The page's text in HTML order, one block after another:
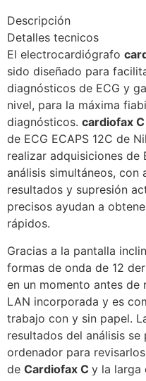
Descripción
Detalles tecnicos
El electrocardiógrafo
sido diseñado para
diagnósticos de ECG y
nivel, para la máxima
diagnósticos. cardiofax C
de ECG ECAPS 12C de
realizar adquisiciones de
análisis simultáneos, con
resultados y supresión
precisos ayudan a
rápidos.
Gracias a la pantalla
formas de onda de 12
en un momento antes de
LAN incorporada y es
trabajo con y sin papel.
resultados del análisis
ordenador para
de Cardiofax C y la larga